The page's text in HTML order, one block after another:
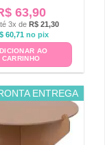
63,90
3x de R$ 21,30
60,71 no pix
AO
CARRINHO
ENTREGA